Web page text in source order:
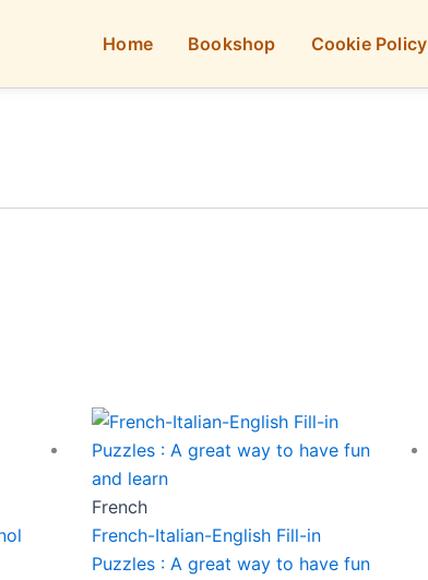
Home Bookshop Cookie Policy
French
French-Italian-English Fill-in
Puzzles : A great way to have fun